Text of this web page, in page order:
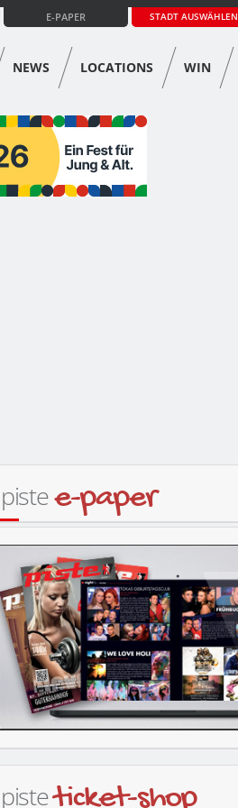
STADT AUSWÄHLEN
E-PAPER
NEWS LOCATIONS WIN
pistee-paper
pisteticket-shop